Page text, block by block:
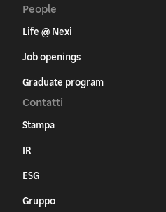
People
Life @ Nexi
Job openings
Graduate program
Contatti
Stampa
IR
ESG
Gruppo